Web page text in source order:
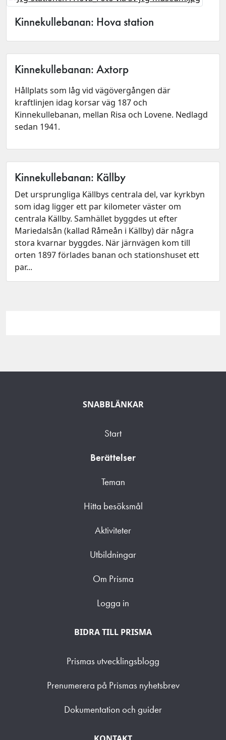
Kinnekullebanan: Hova station
Kinnekullebanan: Axtorp
Hållplats som låg vid vägövergången där
kraftlinjen idag korsar väg 187 och
Kinnekullebanan, mellan Risa och Lovene. Nedlagd
sedan 1941.
Kinnekullebanan: Källby
Det ursprungliga Källbys centrala del, var kyrkbyn
som idag ligger ett par kilometer väster om
centrala Källby. Samhället byggdes ut efter
Mariedalsån (kallad Råmeån i Källby) där några
stora kvarnar byggdes. När järnvägen kom till
orten 1897 förlades banan och stationshuset ett
par...
SNABBLÄNKAR
Start
Berättelser
Teman
Hitta besöksmål
Aktiviteter
Utbildningar
Om Prisma
Logga in
BIDRA TILL PRISMA
Prismas utvecklingsblogg
Prenumerera på Prismas nyhetsbrev
Dokumentation och guider